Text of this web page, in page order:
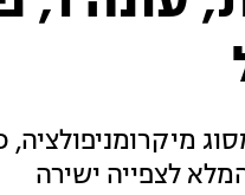
לצפייה ישירה